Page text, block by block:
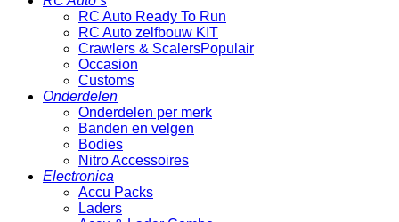
RC Auto Ready To Run
RC Auto zelfbouw KIT
Crawlers & Scalers
Occasion
Customs
Onderdelen
Onderdelen per merk
Banden en velgen
Bodies
Nitro Accessoires
Electronica
Accu Packs
Laders